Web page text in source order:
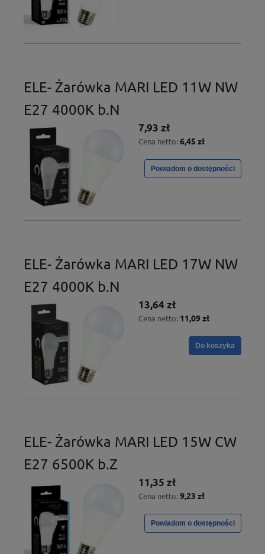
ELE- Żarówka MARI LED 11W NW
E27 4000K b.N
7,93 zł
Cena netto: 6,45 zł
Powiadom o dostępności
ELE- Żarówka MARI LED 17W NW
E27 4000K b.N
13,64 zł
Cena netto: 11,09 zł
Do koszyka
ELE- Żarówka MARI LED 15W CW
E27 6500K b.Z
11,35 zł
Cena netto: 9,23 zł
Powiadom o dostępności